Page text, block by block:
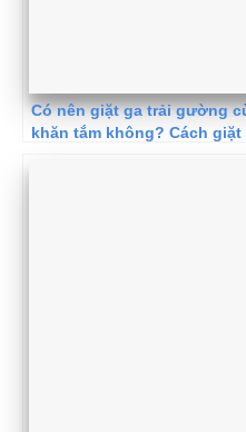
Có nên giặt ga trải gường
khăn tắm không? Cách giặt